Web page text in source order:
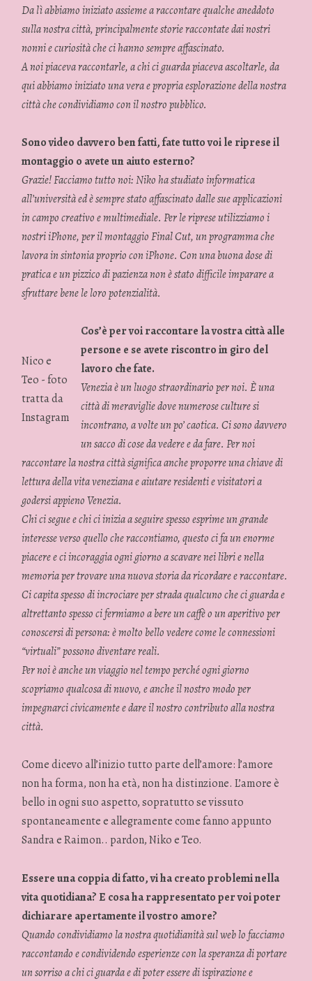
Da lì abbiamo iniziato assieme a raccontare qualche aneddoto
sulla nostra città, principalmente storie raccontate dai nostri
nonni e curiosità che ci hanno sempre affascinato.
A noi piaceva raccontarle, a chi ci guarda piaceva ascoltarle, da
qui abbiamo iniziato una vera e propria esplorazione della nostra
città che condividiamo con il nostro pubblico.
Sono video davvero ben fatti, fate tutto voi le riprese il
montaggio o avete un aiuto esterno?
Grazie! Facciamo tutto noi: Niko ha studiato informatica
all’università ed è sempre stato affascinato dalle sue applicazioni
in campo creativo e multimediale. Per le riprese utilizziamo i
nostri iPhone, per il montaggio Final Cut, un programma che
lavora in sintonia proprio con iPhone. Con una buona dose di
pratica e un pizzico di pazienza non è stato difficile imparare a
sfruttare bene le loro potenzialità.
Nico e
Teo - foto
tratta da
Instagram
Cos’è per voi raccontare la vostra città alle
persone e se avete riscontro in giro del
lavoro che fate.
Venezia è un luogo straordinario per noi. È una
città di meraviglie dove numerose culture si
incontrano, a volte un po’ caotica. Ci sono davvero
un sacco di cose da vedere e da fare. Per noi
raccontare la nostra città significa anche proporre una chiave di
lettura della vita veneziana e aiutare residenti e visitatori a
godersi appieno Venezia.
Chi ci segue e chi ci inizia a seguire spesso esprime un grande
interesse verso quello che raccontiamo, questo ci fa un enorme
piacere e ci incoraggia ogni giorno a scavare nei libri e nella
memoria per trovare una nuova storia da ricordare e raccontare.
Ci capita spesso di incrociare per strada qualcuno che ci guarda e
altrettanto spesso ci fermiamo a bere un caffè o un aperitivo per
conoscersi di persona: è molto bello vedere come le connessioni
“virtuali” possono diventare reali.
Per noi è anche un viaggio nel tempo perché ogni giorno
scopriamo qualcosa di nuovo, e anche il nostro modo per
impegnarci civicamente e dare il nostro contributo alla nostra
città.
Come dicevo all’inizio tutto parte dell’amore: l’amore
non ha forma, non ha età, non ha distinzione. L’amore è
bello in ogni suo aspetto, sopratutto se vissuto
spontaneamente e allegramente come fanno appunto
Sandra e Raimon.. pardon, Niko e Teo.
Essere una coppia di fatto, vi ha creato problemi nella
vita quotidiana? E cosa ha rappresentato per voi poter
dichiarare apertamente il vostro amore?
Quando condividiamo la nostra quotidianità sul web lo facciamo
raccontando e condividendo esperienze con la speranza di portare
un sorriso a chi ci guarda e di poter essere di ispirazione e